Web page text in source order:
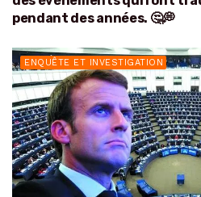
pendant des années. 🤔💭
ENQUÊTE ET INVESTIGATION